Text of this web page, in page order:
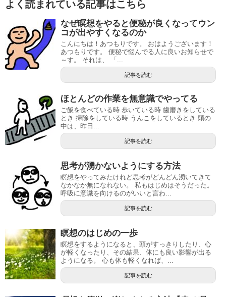
よく読まれている記事はこちら
なぜ瞑想をやると便秘が良くなってウン
コが出やすくなるのか
こんにちは！あつもりです。 おはようございます！
あつもりです。 便秘で悩んでる人に良いお知らせで
～す。 それは、 「...
記事を読む
ほとんどの作業を無意識でやってる
ご飯を食べている時 歩いている時 歯磨きをしている
とき 掃除をしている時 うんこをしているとき 頭の
中は、昨日...
記事を読む
思考が湧かないようにする方法
瞑想をやってみたけれど思考がどんどん湧いてきて
なかなか無になれない。 私もはじめはそうだった。
呼吸に意識を向けるのがいいと言わ...
記事を読む
瞑想のはじめの一歩
瞑想をするようになると、頭がすっきりしたり、心
が軽くなったり、その結果、体にも良い影響が出る
ようになる。 心も体も軽くなれば、...
記事を読む